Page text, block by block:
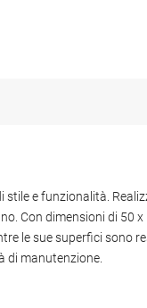
e funzionalità.
Con dimensioni di 50
le sue superfici sono
di manutenzione.